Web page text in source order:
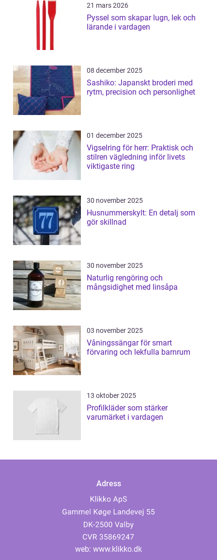
21 mars 2026
Pyssel som skapar lugn, lek och
lärande i vardagen
08 december 2025
Sashiko: Japanskt broderi med
rytm, precision och personlighet
01 december 2025
Vigselring för herr: Praktisk och
stilren vägledning inför livets
viktigaste ring
30 november 2025
Husnummerskylt: En detalj som
gör skillnad
30 november 2025
Naturlig rengöring och
mångsidighet med linsåpa
03 november 2025
Våningssängar för smart
förvaring och lekfulla barnrum
13 oktober 2025
Profilkläder som stärker
varumärket i vardagen
Adress
web: www.klikko.dk